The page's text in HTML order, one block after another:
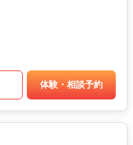
体験・相談予約